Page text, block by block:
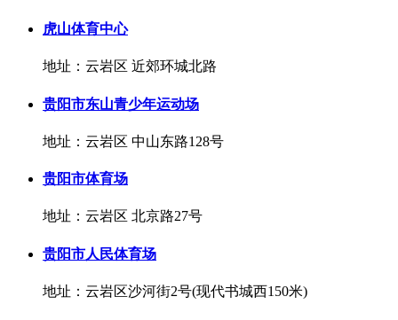
虎山体育中心
地址：云岩区 近郊环城北路
贵阳市东山青少年运动场
地址：云岩区 中山东路128号
贵阳市体育场
地址：云岩区 北京路27号
贵阳市人民体育场
地址：云岩区沙河街2号(现代书城西150米)